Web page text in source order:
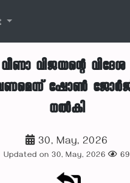
വിജയന്റെ
ഷോൺ
നൽകി
30, May, 2026
Updated on 30, May, 2026 69